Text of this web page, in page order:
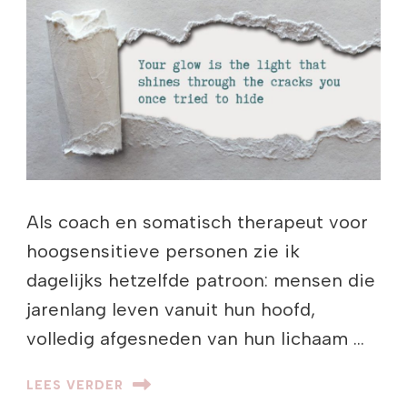
Als coach en somatisch therapeut voor
hoogsensitieve personen zie ik
dagelijks hetzelfde patroon: mensen die
jarenlang leven vanuit hun hoofd,
volledig afgesneden van hun lichaam …
LEES VERDER